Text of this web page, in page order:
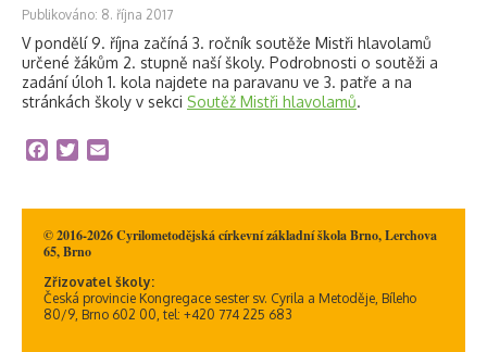
Publikováno: 8. října 2017
V pondělí 9. října začíná 3. ročník soutěže Mistři hlavolamů
určené žákům 2. stupně naší školy. Podrobnosti o soutěži a
zadání úloh 1. kola najdete na paravanu ve 3. patře a na
stránkách školy v sekci Soutěž Mistři hlavolamů.
Facebook
Twitter
© 2016-2026 Cyrilometodějská církevní základní škola Brno, Lerchova
65, Brno
Zřizovatel školy:
Česká provincie Kongregace sester sv. Cyrila a Metoděje, Bíleho
80/9, Brno 602 00, tel: +420 774 225 683